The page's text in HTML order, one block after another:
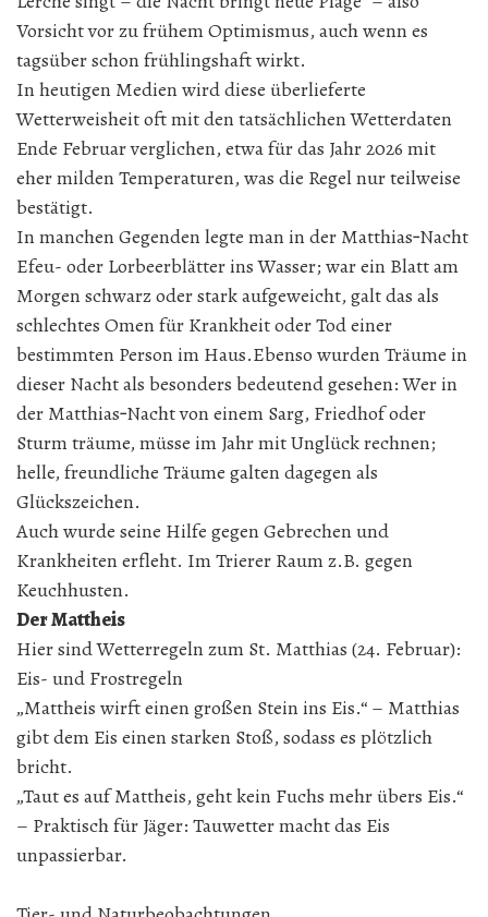
Vorsicht vor zu frühem Optimismus, auch wenn es
tagsüber schon frühlingshaft wirkt.
In heutigen Medien wird diese überlieferte
Wetterweisheit oft mit den tatsächlichen Wetterdaten
Ende Februar verglichen, etwa für das Jahr 2026 mit
eher milden Temperaturen, was die Regel nur teilweise
bestätigt.
In manchen Gegenden legte man in der Matthias‑Nacht
Efeu- oder Lorbeerblätter ins Wasser; war ein Blatt am
Morgen schwarz oder stark aufgeweicht, galt das als
schlechtes Omen für Krankheit oder Tod einer
bestimmten Person im Haus.Ebenso wurden Träume in
dieser Nacht als besonders bedeutend gesehen: Wer in
der Matthias‑Nacht von einem Sarg, Friedhof oder
Sturm träume, müsse im Jahr mit Unglück rechnen;
helle, freundliche Träume galten dagegen als
Glückszeichen.
Auch wurde seine Hilfe gegen Gebrechen und
Krankheiten erfleht. Im Trierer Raum z.B. gegen
Keuchhusten.
Der Mattheis
Hier sind Wetterregeln zum St. Matthias (24. Februar):
Eis- und Frostregeln
„Mattheis wirft einen großen Stein ins Eis.“ – Matthias
gibt dem Eis einen starken Stoß, sodass es plötzlich
bricht.
​„Taut es auf Mattheis, geht kein Fuchs mehr übers Eis.“
– Praktisch für Jäger: Tauwetter macht das Eis
unpassierbar.